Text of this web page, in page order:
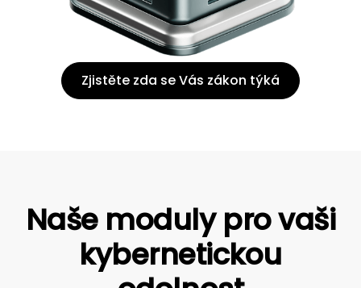
Zjistěte zda se Vás zákon týká
Naše moduly pro vaši
kybernetickou